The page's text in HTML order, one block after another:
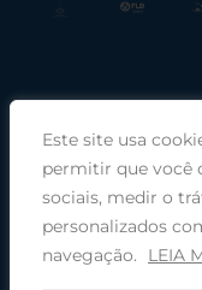
Este site usa
permitir que você
sociais, medir o
personalizados
navegação.
LEIA
Praça Rui Barbosa,
© 2025 COMIN -